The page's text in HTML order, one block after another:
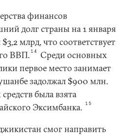
финансов
долг страны на 1 января
млрд, что соответствует
ВВП.14
Среди основных
первое место занимает
задолжал $900 млн.
была взята
Эксимбанка. 15
смог направить